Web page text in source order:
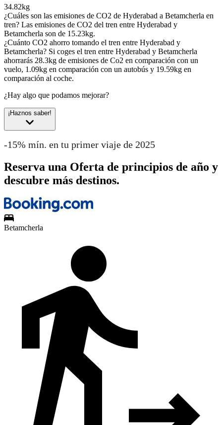
34.82kg
¿Cuáles son las emisiones de CO2 de Hyderabad a Betamcherla en
tren? Las emisiones de CO2 del tren entre Hyderabad y
Betamcherla son de 15.23kg.
¿Cuánto CO2 ahorro tomando el tren entre Hyderabad y
Betamcherla? Si coges el tren entre Hyderabad y Betamcherla
ahorrarás 28.3kg de emisiones de Co2 en comparación con un
vuelo, 1.09kg en comparación con un autobús y 19.59kg en
comparación al coche.
¿Hay algo que podamos mejorar?
¡Haznos saber!
-15% mín. en tu primer viaje de 2025
Reserva una Oferta de principios de año y
descubre más destinos.
Betamcherla